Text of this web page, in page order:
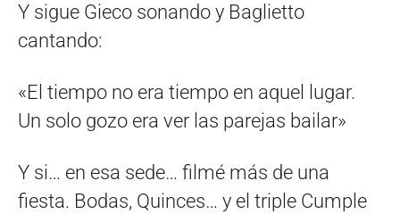
Y sigue Gieco sonando y Baglietto
cantando:
«El tiempo no era tiempo en aquel lugar.
Un solo gozo era ver las parejas bailar»
Y si… en esa sede… filmé más de una
fiesta. Bodas, Quinces… y el triple Cumple